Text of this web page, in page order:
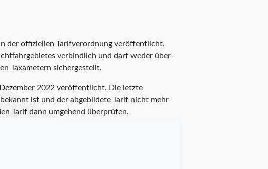
der offiziellen Tarifverordnung veröffentlicht.
verbindlich und darf weder über-
Taxametern sichergestellt.
2022 veröffentlicht. Die letzte
ist und der abgebildete Tarif nicht mehr
Tarif dann umgehend überprüfen.